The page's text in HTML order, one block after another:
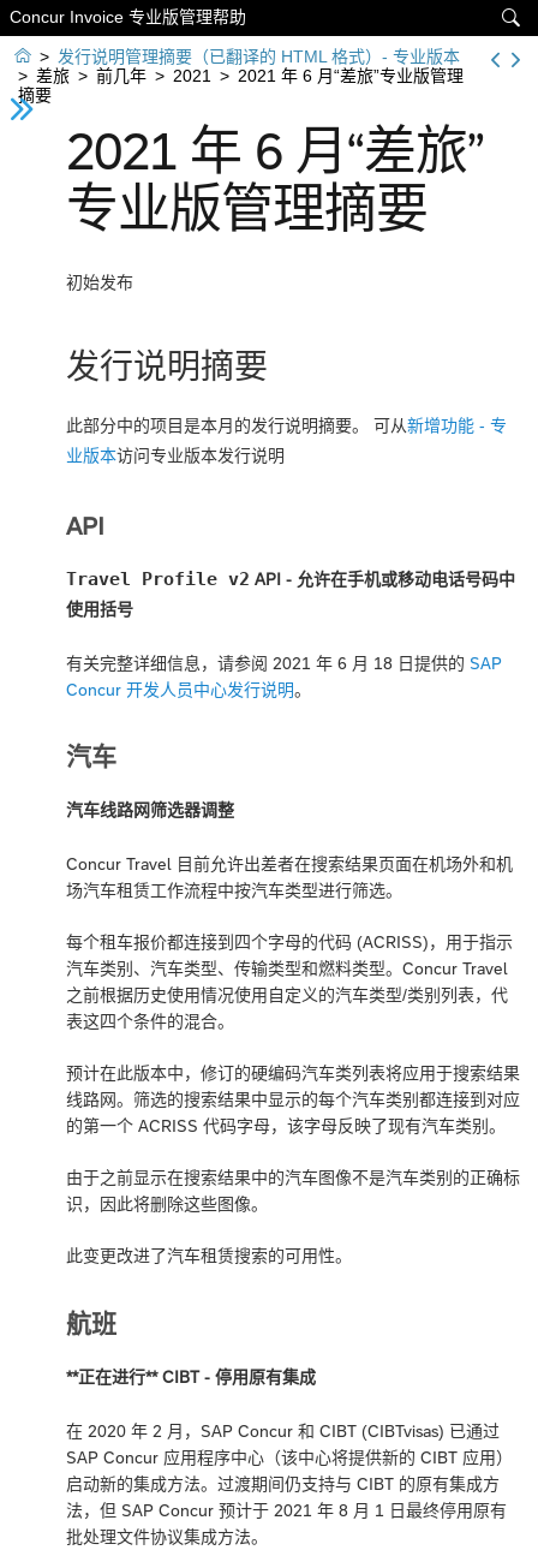

Concur Invoice 专业版管理帮助
 > 发行说明管理摘要（已翻译的 HTML 格式）- 专业版本
> 差旅 > 前几年 > 2021 > 2021 年 6 月“差旅”专业版管理
摘要
2021 年 6 月“差旅”
专业版管理摘要
初始发布
发行说明摘要
此部分中的项目是本月的发行说明摘要。 可从新增功能 - 专
业版本访问专业版本发行说明
API
Travel Profile v2 API - 允许在手机或移动电话号码中
使用括号
有关完整详细信息，请参阅 2021 年 6 月 18 日提供的 SAP
Concur 开发人员中心发行说明。
汽车
汽车线路网筛选器调整
Concur Travel 目前允许出差者在搜索结果页面在机场外和机
场汽车租赁工作流程中按汽车类型进行筛选。
每个租车报价都连接到四个字母的代码 (ACRISS)，用于指示
汽车类别、汽车类型、传输类型和燃料类型。Concur Travel
之前根据历史使用情况使用自定义的汽车类型/类别列表，代
表这四个条件的混合。
预计在此版本中，修订的硬编码汽车类列表将应用于搜索结果
线路网。筛选的搜索结果中显示的每个汽车类别都连接到对应
的第一个 ACRISS 代码字母，该字母反映了现有汽车类别。
由于之前显示在搜索结果中的汽车图像不是汽车类别的正确标
识，因此将删除这些图像。
此变更改进了汽车租赁搜索的可用性。
航班
**正在进行** CIBT - 停用原有集成
在 2020 年 2 月，SAP Concur 和 CIBT (CIBTvisas) 已通过
SAP Concur 应用程序中心（该中心将提供新的 CIBT 应用）
启动新的集成方法。过渡期间仍支持与 CIBT 的原有集成方
法，但 SAP Concur 预计于 2021 年 8 月 1 日最终停用原有
批处理文件协议集成方法。